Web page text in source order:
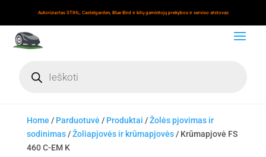
Autorizuotas STIHL, Castelgarden, Blue Bird ir kitų gamintojų prekybos ir serviso atstovas
search
Home / Parduotuvė / Produktai /Žolės pjovimas ir
sodinimas/Žoliapjovės ir krūmapjovės/ Krūmapjovė FS
460 C-EM K